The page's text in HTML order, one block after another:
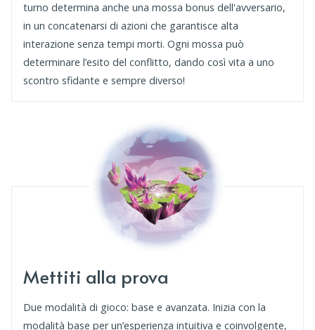
turno determina anche una mossa bonus dell'avversario,
in un concatenarsi di azioni che garantisce alta
interazione senza tempi morti. Ogni mossa può
determinare l’esito del conflitto, dando così vita a uno
scontro sfidante e sempre diverso!
Mettiti alla prova
Due modalità di gioco: base e avanzata. Inizia con la
modalità base per un’esperienza intuitiva e coinvolgente,